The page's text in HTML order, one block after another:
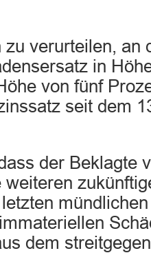
zu verurteilen, an
in
von fünf
seit dem
der Beklagte
weiteren
dem